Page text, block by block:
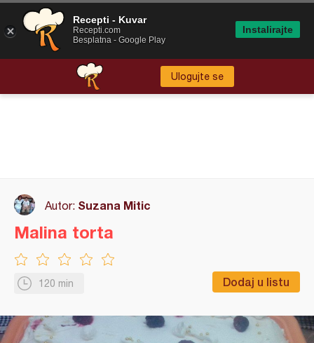
Ulogujte se
Autor: Suzana Mitic
120 min Dodaj u listu
Malina torta
Recepti - Kuvar
Recepti.com
Besplatna - Google Play
Instalirajte